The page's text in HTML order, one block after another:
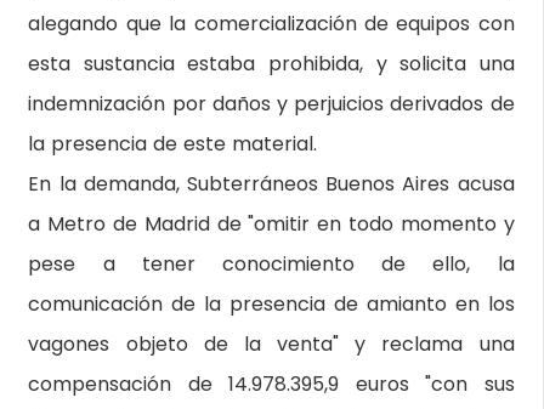
alegando que la comercialización de equipos con
esta sustancia estaba prohibida, y solicita una
indemnización por daños y perjuicios derivados de
la presencia de este material.
En la demanda, Subterráneos Buenos Aires acusa
a Metro de Madrid de "omitir en todo momento y
pese a tener conocimiento de ello, la
comunicación de la presencia de amianto en los
vagones objeto de la venta" y reclama una
compensación de 14.978.395,9 euros "con sus